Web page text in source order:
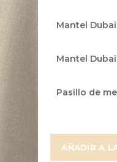
Mantel
Mantel
Pasillo de
AÑADIR A